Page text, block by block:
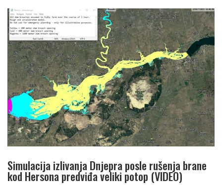
Simulacija izlivanja Dnjepra posle rušenja brane
kod Hersona predviđa veliki potop (VIDEO)